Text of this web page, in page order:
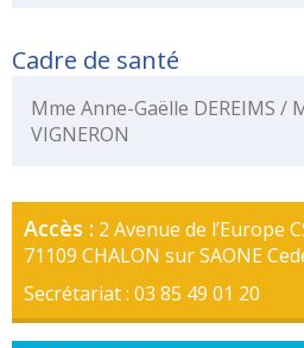
Continue
Certification
HAS
Qualité
Les
indicateurs
qualité
Gestion
Cadre de santé
Mme Anne-Gaëlle DEREIMS /
VIGNERON
Accès : 2 Avenue de l’Europe
71109 CHALON sur SAONE
Secrétariat : 03 85 49 01 20